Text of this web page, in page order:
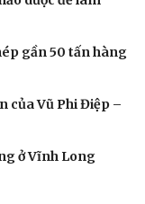
tiến đón dòng vốn
Giải Vô địch
vì kết nối